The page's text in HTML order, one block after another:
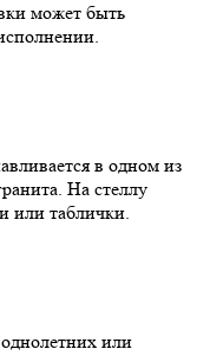
может быть
в одном из
На стеллу
или таблички.
или